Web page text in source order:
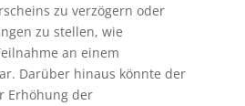
zu verzögern oder
zu stellen, wie
an einem
Darüber hinaus könnte der
Erhöhung der